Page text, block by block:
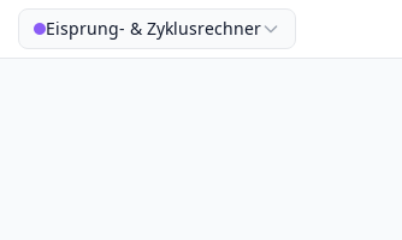
Eisprung- & Zyklusrechner